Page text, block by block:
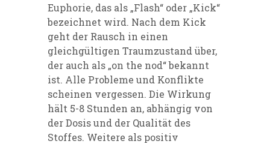
Euphorie, das als „Flash“ oder „Kick“
bezeichnet wird. Nach dem Kick
geht der Rausch in einen
gleichgültigen Traumzustand über,
der auch als „on the nod“ bekannt
ist. Alle Probleme und Konflikte
scheinen vergessen. Die Wirkung
hält 5-8 Stunden an, abhängig von
der Dosis und der Qualität des
Stoffes. Weitere als positiv